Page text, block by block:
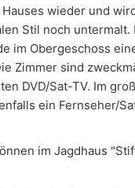
wieder und
Stil noch untermalt.
im Obergeschoss
Zimmer sind
DVD/Sat-TV. Im
ein Fernseher/
im Jagdhaus